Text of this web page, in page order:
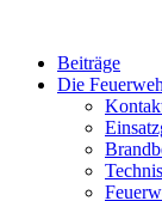
Beiträge
Die